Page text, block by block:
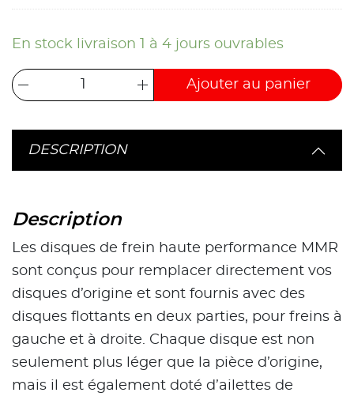
En stock livraison 1 à 4 jours ouvrables
Ajouter au panier
DESCRIPTION
Description
Les disques de frein haute performance MMR
sont conçus pour remplacer directement vos
disques d’origine et sont fournis avec des
disques flottants en deux parties, pour freins à
gauche et à droite. Chaque disque est non
seulement plus léger que la pièce d’origine,
mais il est également doté d’ailettes de